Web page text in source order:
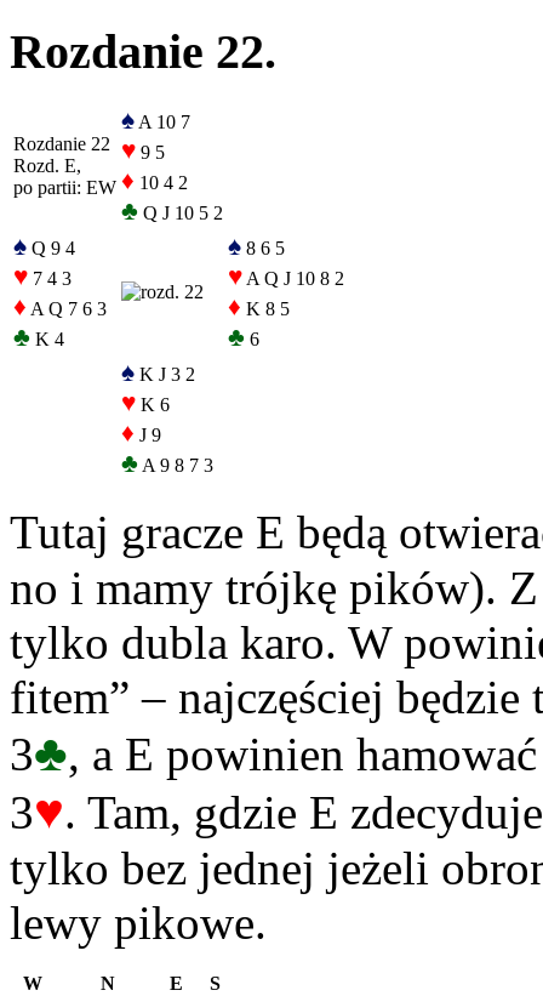
Rozdanie 22.
Rozdanie 22
Rozd. E,
po partii: EW
♠ A 10 7
♥ 9 5
♦ 10 4 2
♣ Q J 10 5 2
♠ Q 9 4
♥ 7 4 3
♦ A Q 7 6 3
♣ K 4
♠ 8 6 5
♥ A Q J 10 8 2
♦ K 8 5
♣ 6
♠ K J 3 2
♥ K 6
♦ J 9
♣ A 9 8 7 3
Tutaj gracze E będą
no i mamy trójkę pików).
tylko dubla karo. W
fitem” – najczęściej
3♣, a E powinien
3♥. Tam, gdzie E
tylko bez jednej jeżeli
lewy pikowe.
W N E
S